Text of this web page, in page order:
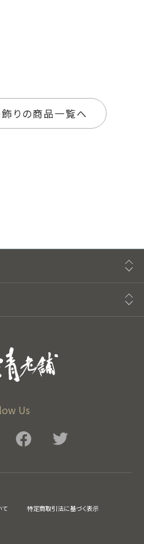
飾りの商品一覧へ
Us
て
特定商取引法に基づく表示